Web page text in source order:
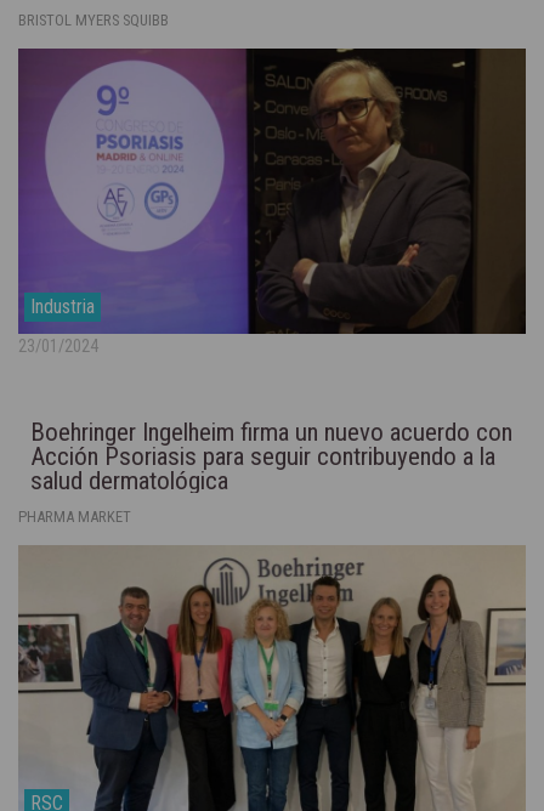
BRISTOL MYERS SQUIBB
Industria
23/01/2024
Boehringer Ingelheim firma un nuevo acuerdo con
Acción Psoriasis para seguir contribuyendo a la
salud dermatológica
PHARMA MARKET
RSC